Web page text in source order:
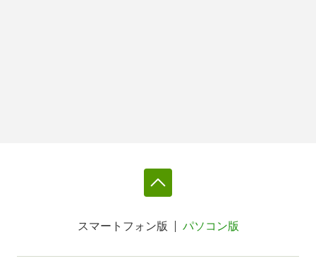
スマートフォン版 パソコン版